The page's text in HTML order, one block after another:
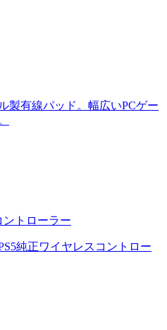
製有線パッド。幅広いPCゲー
ントローラー
純正ワイヤレスコントロー